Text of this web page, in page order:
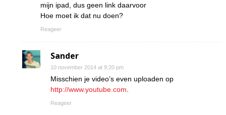
mijn ipad, dus geen link daarvoor
Hoe moet ik dat nu doen?
Reageer
Sander
10 november 2014 at 9:20 pm
Misschien je video’s even uploaden op
http://www.youtube.com.
Reageer